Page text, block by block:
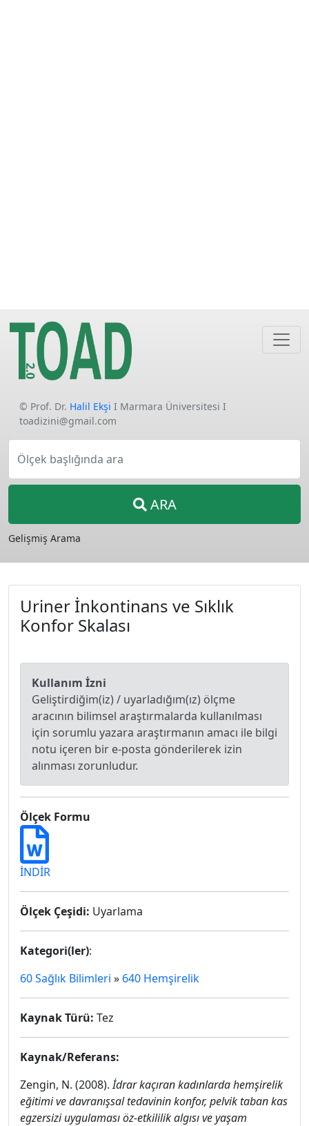
© Prof. Dr. Halil Ekşi I Marmara Üniversitesi I
toadizini@gmail.com
Ölçek başlığında ara
ARA
Gelişmiş Arama
Uriner İnkontinans ve Sıklık
Konfor Skalası
Kullanım İzni
Geliştirdiğim(iz) / uyarladığım(ız) ölçme
aracının bilimsel araştırmalarda kullanılması
için sorumlu yazara araştırmanın amacı ile bilgi
notu içeren bir e-posta gönderilerek izin
alınması zorunludur.
Ölçek Formu
İNDİR
Ölçek Çeşidi: Uyarlama
Kategori(ler):
60 Sağlık Bilimleri » 640 Hemşirelik
Kaynak Türü: Tez
Kaynak/Referans:
Zengin, N. (2008).İdrar kaçıran kadınlarda hemşirelik
eğitimi ve davranışsal tedavinin konfor, pelvik taban kas
egzersizi uygulaması öz-etkililik algısı ve yaşam